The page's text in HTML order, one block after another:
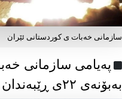
سازمانی خەبات ی کوردستانی ئێران
پەیامی سازمانی
بەبۆنەی ۲۲ی ڕێبەندان